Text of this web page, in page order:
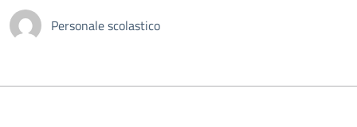
Personale scolastico